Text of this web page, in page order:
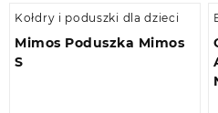
Kołdry i poduszki dla dzieci
Mimos Poduszka Mimos
S